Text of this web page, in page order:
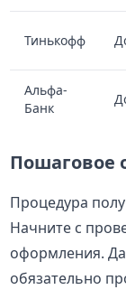
Тинькофф
Альфа-
Банк
Пошаговое
Процедура
Начните с
оформления.
обязательно